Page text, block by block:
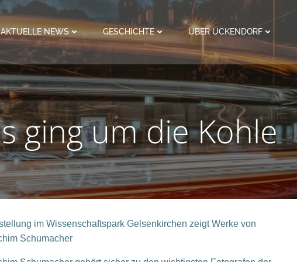
AKTUELLE NEWS GESCHICHTE ÜBER ÜCKENDORF
ging um die Kohle
im Wissenschaftspark Gelsenkirchen zeigt Werke von
Schumacher